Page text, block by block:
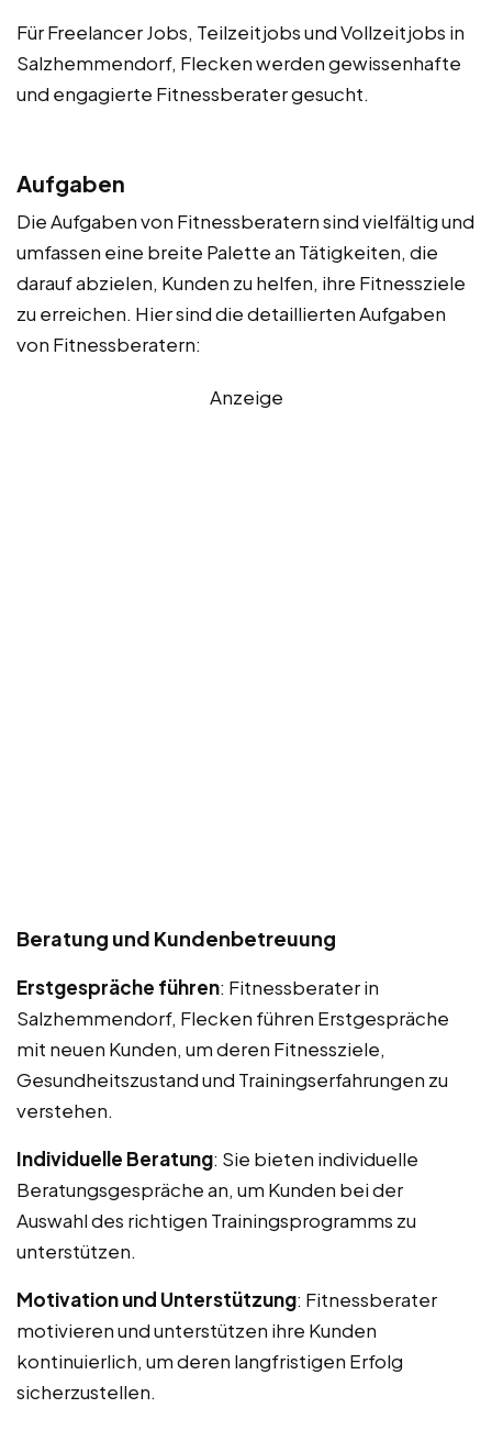
Für Freelancer Jobs, Teilzeitjobs und Vollzeitjobs in
Salzhemmendorf, Flecken werden gewissenhafte
und engagierte Fitnessberater gesucht.
Aufgaben
Die Aufgaben von Fitnessberatern sind vielfältig und
umfassen eine breite Palette an Tätigkeiten, die
darauf abzielen, Kunden zu helfen, ihre Fitnessziele
zu erreichen. Hier sind die detaillierten Aufgaben
von Fitnessberatern:
Anzeige
Beratung und Kundenbetreuung
Erstgespräche führen: Fitnessberater in
Salzhemmendorf, Flecken führen Erstgespräche
mit neuen Kunden, um deren Fitnessziele,
Gesundheitszustand und Trainingserfahrungen zu
verstehen.
Individuelle Beratung: Sie bieten individuelle
Beratungsgespräche an, um Kunden bei der
Auswahl des richtigen Trainingsprogramms zu
unterstützen.
Motivation und Unterstützung: Fitnessberater
motivieren und unterstützen ihre Kunden
kontinuierlich, um deren langfristigen Erfolg
sicherzustellen.